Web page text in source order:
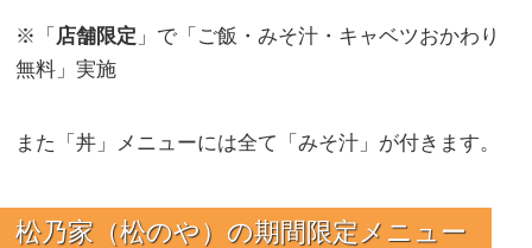
※「 店舗限定 」で「ご飯・みそ汁・キャベツおかわり
無料」実施
また「丼」メニューには全て「みそ汁」が付きます。
松乃家（松のや）の期間限定メニュー